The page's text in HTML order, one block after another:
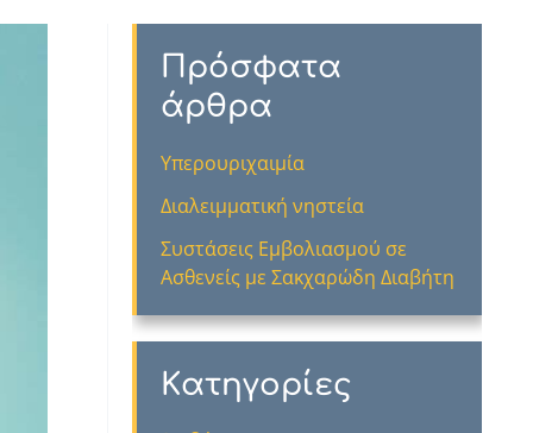
Πρόσφατα
άρθρα
Υπερουριχαιμία
Διαλειμματική νηστεία
Συστάσεις Εμβολιασμού σε
Ασθενείς με Σακχαρώδη Διαβήτη
Kατηγορίες